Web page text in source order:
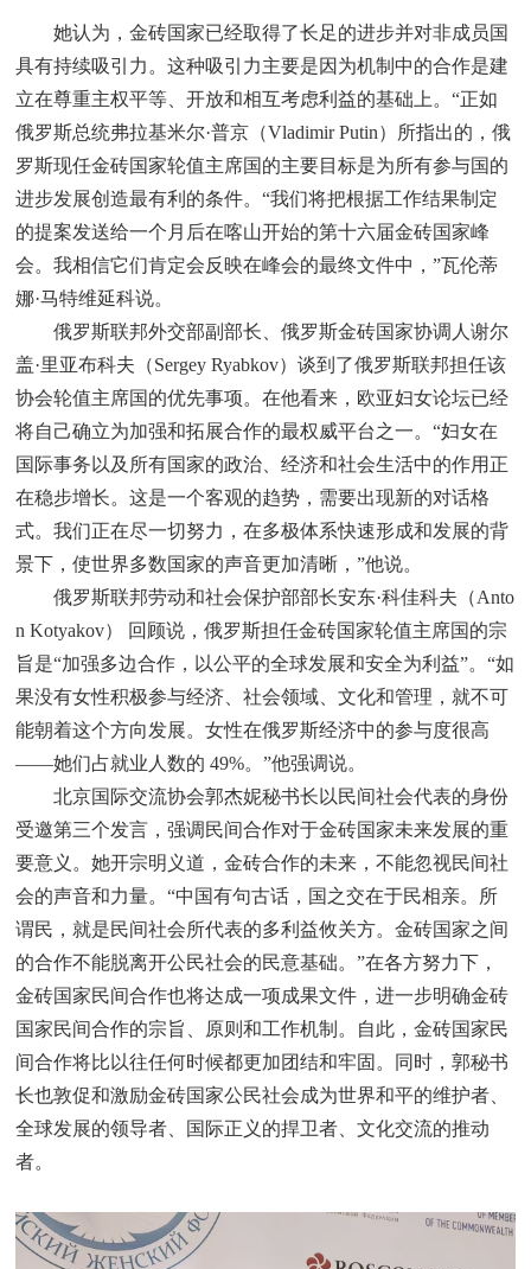
她认为，金砖国家已经取得了长足的进步并对非成员国
具有持续吸引力。这种吸引力主要是因为机制中的合作是建
立在尊重主权平等、开放和相互考虑利益的基础上。“正如
俄罗斯总统弗拉基米尔·普京（Vladimir Putin）所指出的，俄
罗斯现任金砖国家轮值主席国的主要目标是为所有参与国的
进步发展创造最有利的条件。“我们将把根据工作结果制定
的提案发送给一个月后在喀山开始的第十六届金砖国家峰
会。我相信它们肯定会反映在峰会的最终文件中，”瓦伦蒂
娜·马特维延科说。
俄罗斯联邦外交部副部长、俄罗斯金砖国家协调人谢尔
盖·里亚布科夫（Sergey Ryabkov）谈到了俄罗斯联邦担任该
协会轮值主席国的优先事项。在他看来，欧亚妇女论坛已经
将自己确立为加强和拓展合作的最权威平台之一。“妇女在
国际事务以及所有国家的政治、经济和社会生活中的作用正
在稳步增长。这是一个客观的趋势，需要出现新的对话格
式。我们正在尽一切努力，在多极体系快速形成和发展的背
景下，使世界多数国家的声音更加清晰，”他说。
俄罗斯联邦劳动和社会保护部部长安东·科佳科夫（Anto
n Kotyakov） 回顾说，俄罗斯担任金砖国家轮值主席国的宗
旨是“加强多边合作，以公平的全球发展和安全为利益”。“如
果没有女性积极参与经济、社会领域、文化和管理，就不可
能朝着这个方向发展。女性在俄罗斯经济中的参与度很高
——她们占就业人数的 49%。”他强调说。
北京国际交流协会郭杰妮秘书长以民间社会代表的身份
受邀第三个发言，强调民间合作对于金砖国家未来发展的重
要意义。她开宗明义道，金砖合作的未来，不能忽视民间社
会的声音和力量。“中国有句古话，国之交在于民相亲。所
谓民，就是民间社会所代表的多利益攸关方。金砖国家之间
的合作不能脱离开公民社会的民意基础。”在各方努力下，
金砖国家民间合作也将达成一项成果文件，进一步明确金砖
国家民间合作的宗旨、原则和工作机制。自此，金砖国家民
间合作将比以往任何时候都更加团结和牢固。同时，郭秘书
长也敦促和激励金砖国家公民社会成为世界和平的维护者、
全球发展的领导者、国际正义的捍卫者、文化交流的推动
者。